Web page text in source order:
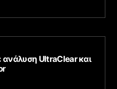
ανάλυση UltraClear και